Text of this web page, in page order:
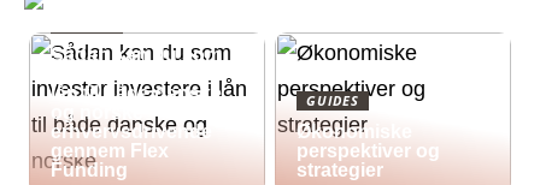
Sådan kan du som
lån til både danske
og norske
erhvervsdrivende
gennem Flex
Funding
GUIDES
Økonomiske
perspektiver og
strategier